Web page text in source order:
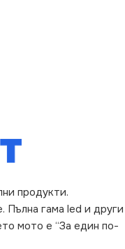
продукти.
Пълна гама led и други
мото е “За един по-